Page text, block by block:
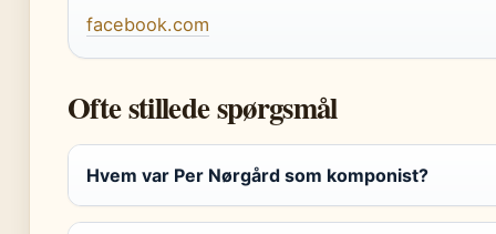
facebook.com
Ofte stillede spørgsmål
Hvem var Per Nørgård som komponist?